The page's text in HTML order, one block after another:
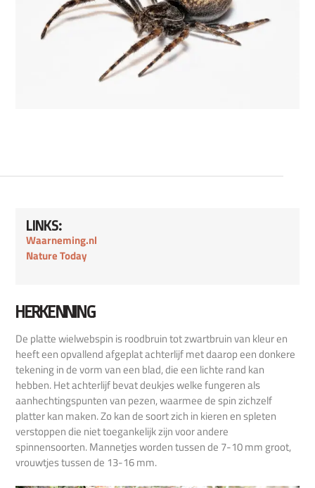
LINKS:
Waarneming.nl
Nature Today
HERKENNING
De platte wielwebspin is roodbruin tot zwartbruin van kleur en
heeft een opvallend afgeplat achterlijf met daarop een donkere
tekening in de vorm van een blad, die een lichte rand kan
hebben. Het achterlijf bevat deukjes welke fungeren als
aanhechtingspunten van pezen, waarmee de spin zichzelf
platter kan maken. Zo kan de soort zich in kieren en spleten
verstoppen die niet toegankelijk zijn voor andere
spinnensoorten. Mannetjes worden tussen de 7-10 mm groot,
vrouwtjes tussen de 13-16 mm.